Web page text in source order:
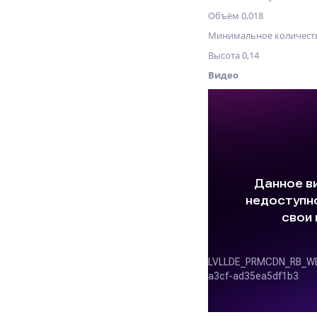
Объём 0,018
Минимальное
Высота 0,14
Видео